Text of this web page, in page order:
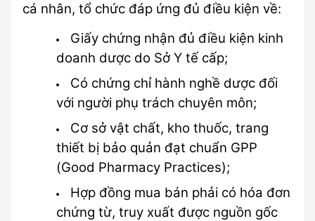
cá nhân, tổ chức đáp ứng đủ điều kiện về:
Giấy chứng nhận đủ điều kiện kinh
doanh dược do Sở Y tế cấp;
Có chứng chỉ hành nghề dược đối
với người phụ trách chuyên môn;
Cơ sở vật chất, kho thuốc, trang
thiết bị bảo quản đạt chuẩn GPP
(Good Pharmacy Practices);
Hợp đồng mua bán phải có hóa đơn
chứng từ, truy xuất được nguồn gốc